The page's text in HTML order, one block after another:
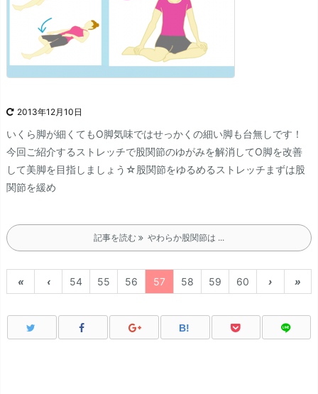
2013年12月10日
いくら脚が細くてもO脚気味ではせっかくの細い脚も台無しです！
今回ご紹介するストレッチで股関節のゆがみを解消してO脚を改善
して美脚を目指しましょう☆股関節をゆるめるストレッチ まずは股
関節を緩め
記事を読む やわらか股関節は ...
« ‹ 54 55 56 57 58 59 60 › »
B!